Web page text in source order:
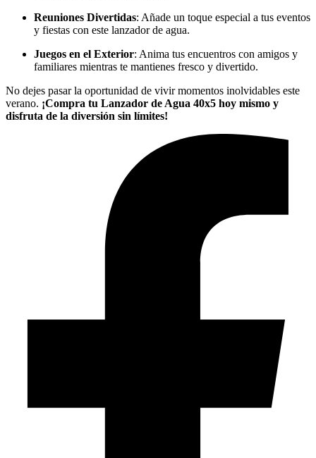
Reuniones Divertidas: Añade un toque especial a tus eventos
y fiestas con este lanzador de agua.
Juegos en el Exterior: Anima tus encuentros con amigos y
familiares mientras te mantienes fresco y divertido.
No dejes pasar la oportunidad de vivir momentos inolvidables este
verano. ¡Compra tu Lanzador de Agua 40x5 hoy mismo y
disfruta de la diversión sin límites!